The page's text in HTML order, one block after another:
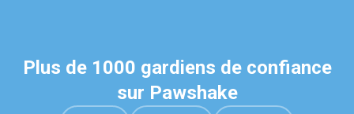
Plus de 1000 gardiens de confiance
sur Pawshake